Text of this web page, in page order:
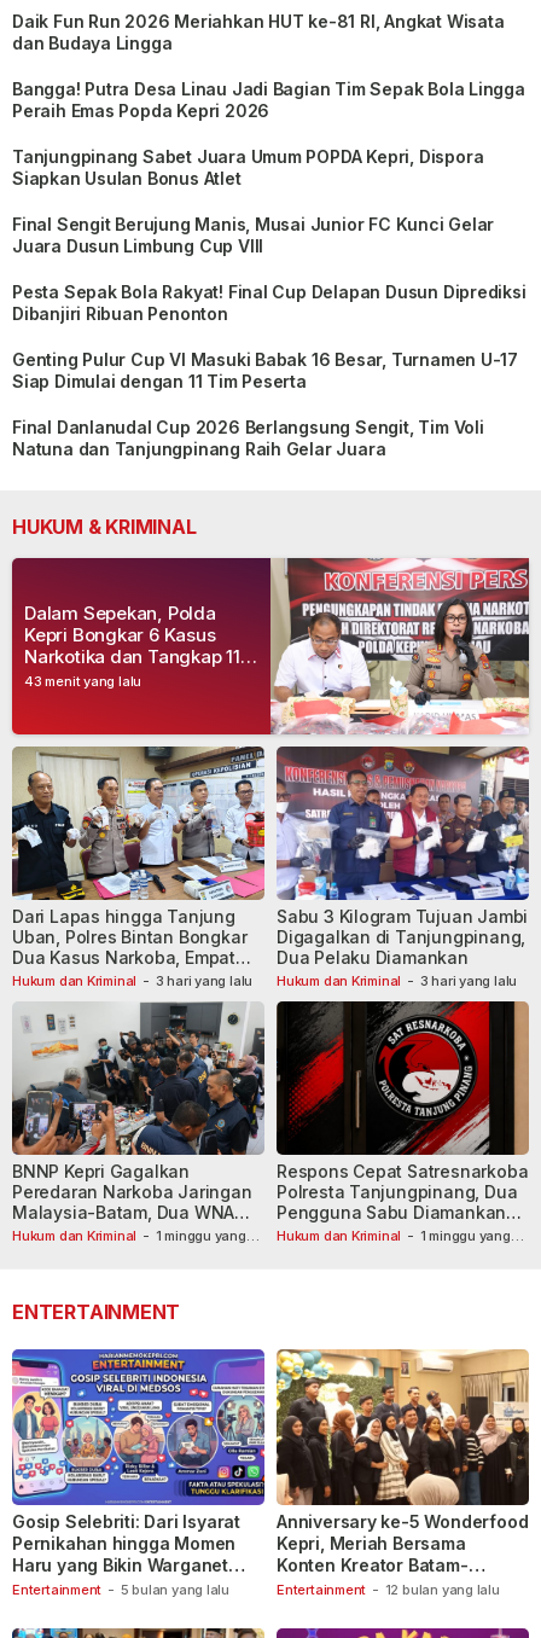
Daik Fun Run 2026 Meriahkan HUT ke-81 RI, Angkat Wisata
dan Budaya Lingga
Bangga! Putra Desa Linau Jadi Bagian Tim Sepak Bola Lingga
Peraih Emas Popda Kepri 2026
Tanjungpinang Sabet Juara Umum POPDA Kepri, Dispora
Siapkan Usulan Bonus Atlet
Final Sengit Berujung Manis, Musai Junior FC Kunci Gelar
Juara Dusun Limbung Cup VIII
Pesta Sepak Bola Rakyat! Final Cup Delapan Dusun Diprediksi
Dibanjiri Ribuan Penonton
Genting Pulur Cup VI Masuki Babak 16 Besar, Turnamen U-17
Siap Dimulai dengan 11 Tim Peserta
Final Danlanudal Cup 2026 Berlangsung Sengit, Tim Voli
Natuna dan Tanjungpinang Raih Gelar Juara
HUKUM & KRIMINAL
43 menit yang lalu
Dalam Sepekan, Polda
Kepri Bongkar 6 Kasus
Narkotika dan Tangkap 11
Tersangka
Hukum dan Kriminal - 3 hari yang lalu
Dari Lapas hingga Tanjung
Uban, Polres Bintan Bongkar
Dua Kasus Narkoba, Empat
Tersangka Dibekuk
Hukum dan Kriminal - 3 hari yang lalu
Sabu 3 Kilogram Tujuan Jambi
Digagalkan di Tanjungpinang,
Dua Pelaku Diamankan
Hukum dan Kriminal - 1 minggu yang
BNNP Kepri Gagalkan
Peredaran Narkoba Jaringan
Malaysia-Batam, Dua WNA
Masih Diburu
Hukum dan Kriminal - 1 minggu yang
Respons Cepat Satresnarkoba
Polresta Tanjungpinang, Dua
Pengguna Sabu Diamankan
Usai Dilaporkan ke Call Center
ENTERTAINMENT
Entertainment - 5 bulan yang lalu
Gosip Selebriti: Dari Isyarat
Pernikahan hingga Momen
Haru yang Bikin Warganet
Berspekulasi
Entertainment - 12 bulan yang lalu
Anniversary ke-5 Wonderfood
Kepri, Meriah Bersama
Konten Kreator Batam-
Tanjungpinang